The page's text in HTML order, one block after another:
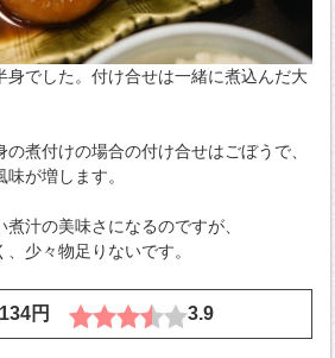
身でした。付け合せは一緒に煮込んだ大
煮付けの場合の付け合せはごぼうで、
が増します。
汁の美味さになるのですが、
少々物足りないです。
円 3.9